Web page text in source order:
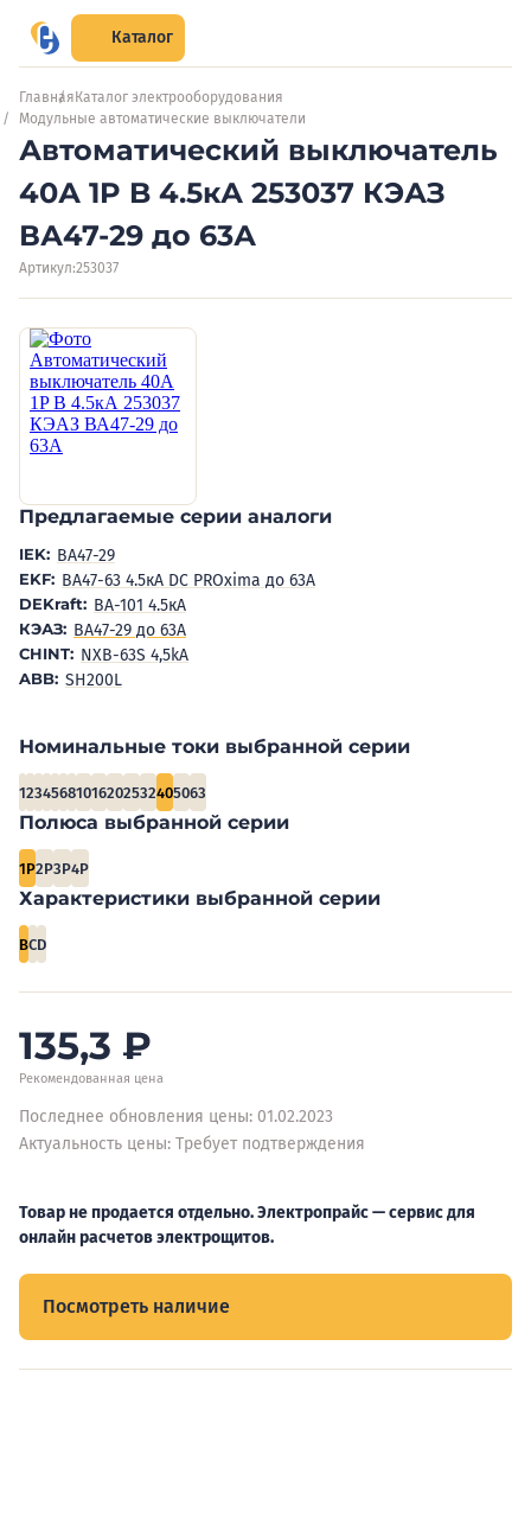
Каталог
Главная Каталог электрооборудования
Модульные автоматические выключатели
Автоматический выключатель
40А 1P B 4.5кА 253037 КЭАЗ
ВА47-29 до 63А
Артикул:253037
Предлагаемые серии аналоги
IEK: BA47-29
EKF: ВА47-63 4.5кА DC PROxima до 63А
DEKraft: ВА-101 4.5кА
КЭАЗ: ВА47-29 до 63А
CHINT: NXB-63S 4,5kA
ABB: SH200L
Номинальные токи выбранной серии
12345681016202532405063
Полюса выбранной серии
1P2P3P4P
Характеристики выбранной серии
BCD
135,3 ₽
Рекомендованная цена
Последнее обновления цены: 01.02.2023
Актуальность цены: Требует подтверждения
Товар не продается отдельно. Электропрайс — сервис для
онлайн расчетов электрощитов.
Посмотреть наличие